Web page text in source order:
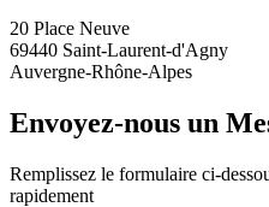
20 Place Neuve
69440 Saint-Laurent-d'Agny
Auvergne-Rhône-Alpes
Envoyez-nous un
Remplissez le formulaire ci-
rapidement